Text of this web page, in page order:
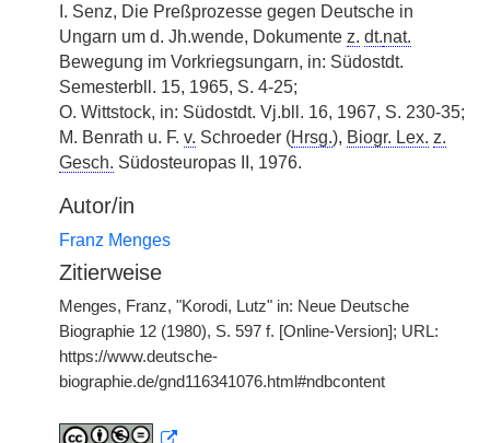
I. Senz, Die Preßprozesse gegen Deutsche in
Ungarn um d. Jh.wende, Dokumente z. dt.nat.
Bewegung im Vorkriegsungarn, in: Südostdt.
Semesterbll. 15, 1965, S. 4-25;
O. Wittstock, in: Südostdt. Vj.bll. 16, 1967, S. 230-35;
M. Benrath u. F. v. Schroeder (Hrsg.), Biogr. Lex. z.
Gesch. Südosteuropas II, 1976.
Autor/in
Franz Menges
Zitierweise
Menges, Franz, "Korodi, Lutz" in: Neue Deutsche
Biographie 12 (1980), S. 597 f. [Online-Version]; URL:
https://www.deutsche-
biographie.de/gnd116341076.html#ndbcontent